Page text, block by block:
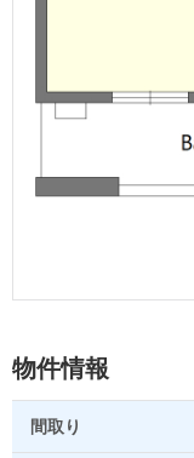
物件情報
間取り